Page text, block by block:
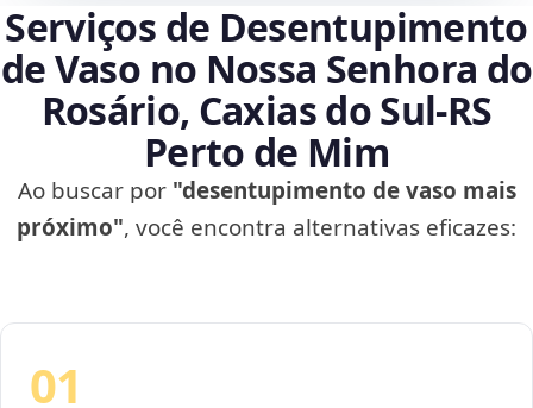
Serviços de Desentupimento
de Vaso no Nossa Senhora do
Rosário, Caxias do Sul‑RS
Perto de Mim
Ao buscar por "desentupimento de vaso mais
próximo", você encontra alternativas eficazes:
01